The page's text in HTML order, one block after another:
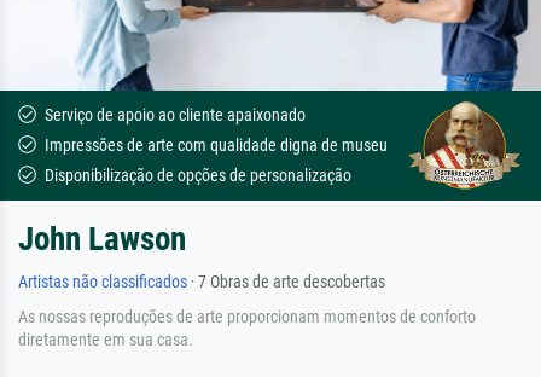
Serviço de apoio ao cliente apaixonado
Impressões de arte com qualidade digna de museu
Disponibilização de opções de personalização
John Lawson
Artistas não classificados · 7 Obras de arte descobertas
As nossas reproduções de arte proporcionam momentos de conforto
diretamente em sua casa.